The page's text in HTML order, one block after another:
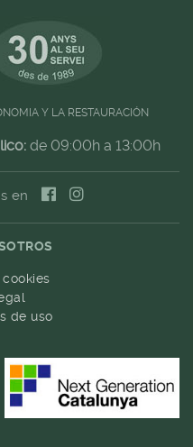
Y LA RESTAURACIÓN
de 09:00h a 13:00h
en
de uso